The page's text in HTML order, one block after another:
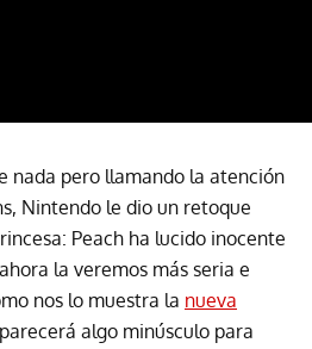
nada pero llamando la atención
Nintendo le dio un retoque
Peach ha lucido inocente
la veremos más seria e
nos lo muestra la nueva
algo minúsculo para